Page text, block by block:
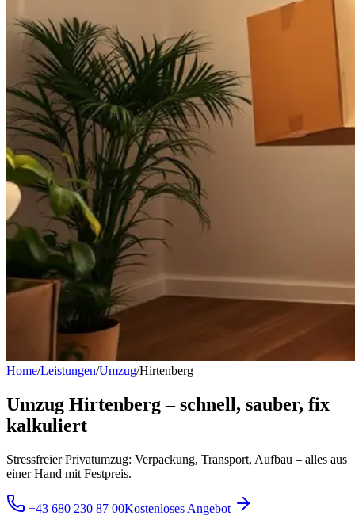
Home/Leistungen/Umzug/Hirtenberg
Umzug Hirtenberg – schnell, sauber, fix
kalkuliert
Stressfreier Privatumzug: Verpackung, Transport, Aufbau – alles aus
einer Hand mit Festpreis.
+43 680 230 87 00Kostenloses Angebot